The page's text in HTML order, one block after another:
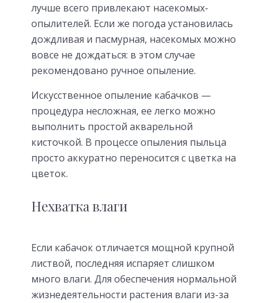
лучше всего привлекают насекомых-
опылителей. Если же погода установилась
дождливая и пасмурная, насекомых можно
вовсе не дождаться: в этом случае
рекомендовано ручное опыление.
Искусственное опыление кабачков —
процедура несложная, ее легко можно
выполнить простой акварельной
кисточкой. В процессе опыления пыльца
просто аккуратно переносится с цветка на
цветок.
Нехватка влаги
Если кабачок отличается мощной крупной
листвой, последняя испаряет слишком
много влаги. Для обеспечения нормальной
жизнедеятельности растения влаги из-за